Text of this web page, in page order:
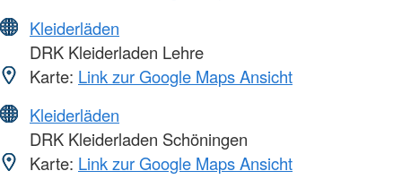
Kleiderläden
DRK Kleiderladen Lehre
Karte: Link zur Google Maps Ansicht
Kleiderläden
DRK Kleiderladen Schöningen
Karte: Link zur Google Maps Ansicht